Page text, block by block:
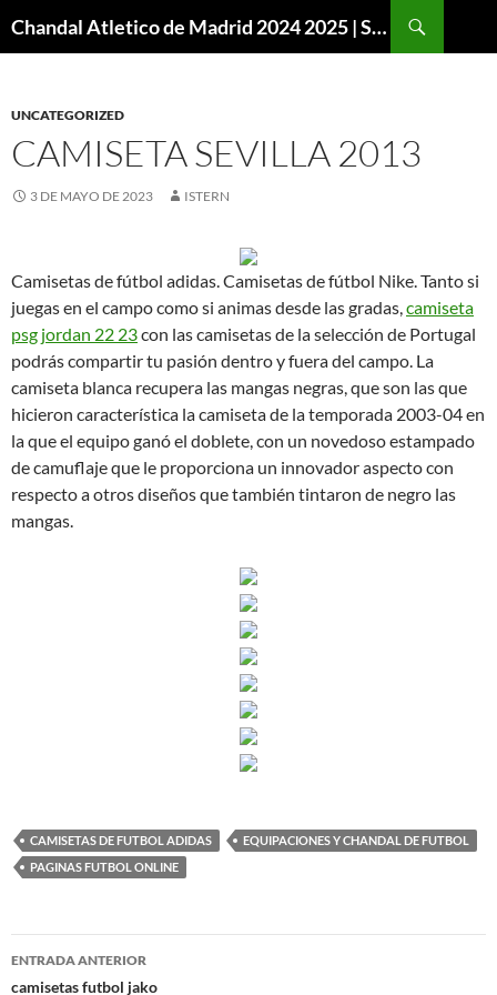
Chandal Atletico de Madrid 2024 2025 | SuperVigo
UNCATEGORIZED
CAMISETA SEVILLA 2013
3 DE MAYO DE 2023 ISTERN
Camisetas de fútbol adidas. Camisetas de fútbol Nike. Tanto si
juegas en el campo como si animas desde las gradas,camiseta
psg jordan 22 23con las camisetas de la selección de Portugal
podrás compartir tu pasión dentro y fuera del campo. La
camiseta blanca recupera las mangas negras, que son las que
hicieron característica la camiseta de la temporada 2003-04 en
la que el equipo ganó el doblete, con un novedoso estampado
de camuflaje que le proporciona un innovador aspecto con
respecto a otros diseños que también tintaron de negro las
mangas.
CAMISETAS DE FUTBOL ADIDAS
EQUIPACIONES Y CHANDAL DE FUTBOL
PAGINAS FUTBOL ONLINE
Navegación
ENTRADA ANTERIOR
camisetas futbol jako